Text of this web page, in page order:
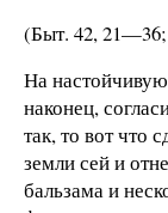
(Быт. 42,
На
наконец,
так, то вот что
земли сей и
бальзама и